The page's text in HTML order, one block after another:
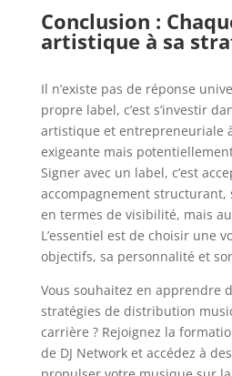
Conclusion :
artistique à sa
Il n’existe pas de réponse
propre label, c’est s’investir
artistique et entrepreneuriale
exigeante mais
Signer avec un label, c’est
accompagnement structurant,
en termes de visibilité, mais
L’essentiel est de choisir une
objectifs, sa personnalité et
Vous souhaitez en apprendre
stratégies de distribution
carrière ? Rejoignez la
de DJ Network et accédez à